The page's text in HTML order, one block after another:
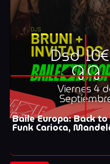
Dsd
G.G
Viernes 4
Baile Europa: Back
Funk Carioca,